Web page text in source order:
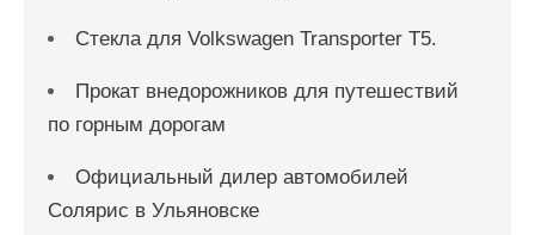
Стекла для Volkswagen Transporter T5.
Прокат внедорожников для путешествий
по горным дорогам
Официальный дилер автомобилей
Солярис в Ульяновске